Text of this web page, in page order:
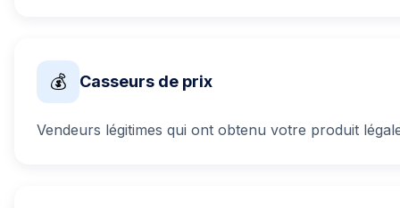
💰 Casseurs de prix
Vendeurs légitimes qui ont obtenu votre produit